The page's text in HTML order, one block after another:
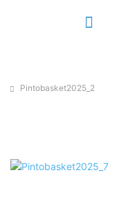
Pintobasket2025_2